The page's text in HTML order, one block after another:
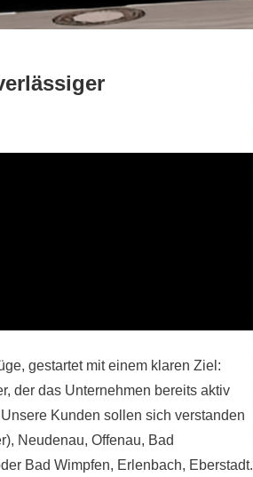
gestartet mit einem klaren Ziel:
der das Unternehmen bereits aktiv
Kunden sollen sich verstanden
Neudenau, Offenau, Bad
Bad Wimpfen, Erlenbach, Eberstadt.